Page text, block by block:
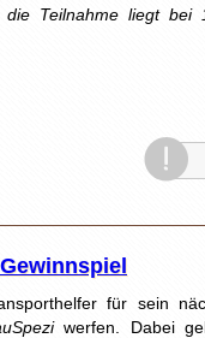
Teilnahme liegt bei
für sein
werfen. Dabei